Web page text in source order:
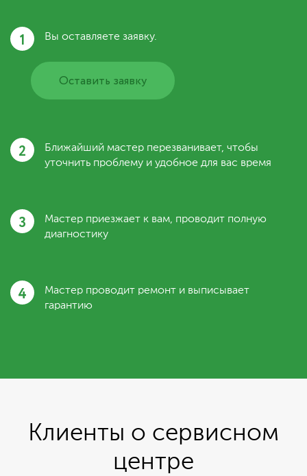
1 Вы оставляете заявку.
Оставить заявку
2
Ближайший мастер перезванивает, чтобы
уточнить проблему и удобное для вас время
3
Мастер приезжает к вам, проводит полную
диагностику
4
Мастер проводит ремонт и выписывает
гарантию
Клиенты о сервисном
центре